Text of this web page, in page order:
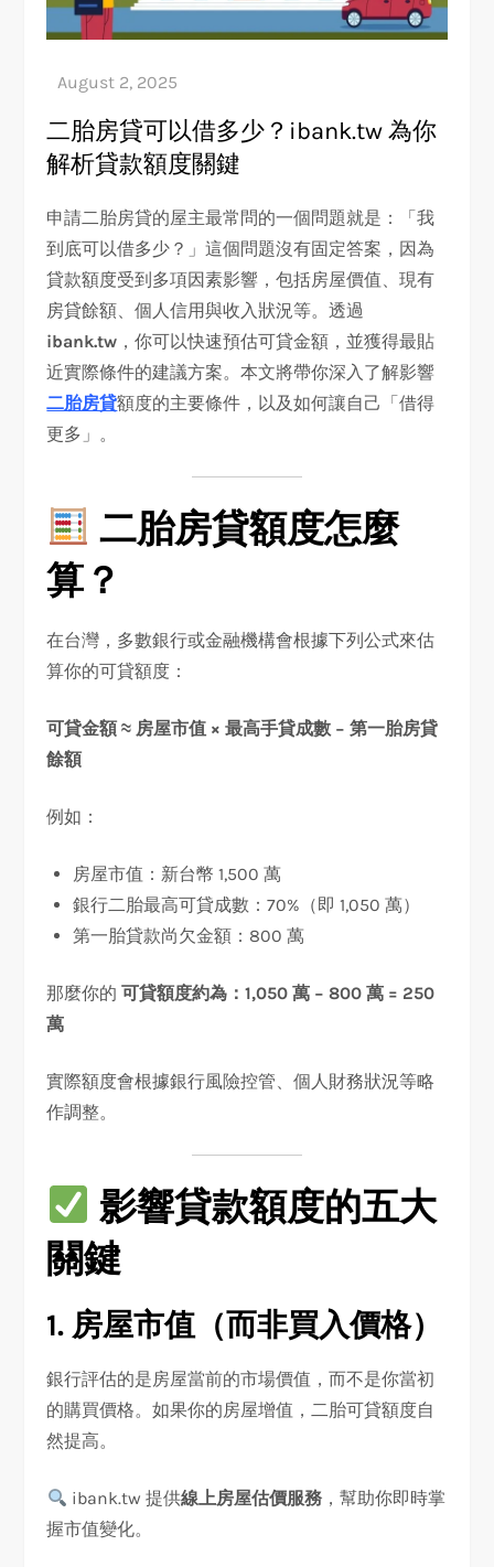
二胎房貸可以借多少？ibank.tw 為你
解析貸款額度關鍵
申請二胎房貸的屋主最常問的一個問題就是：「我
到底可以借多少？」這個問題沒有固定答案，因為
貸款額度受到多項因素影響，包括房屋價值、現有
房貸餘額、個人信用與收入狀況等。透過
ibank.tw ，你可以快速預估可貸金額，並獲得最貼
近實際條件的建議方案。本文將帶你深入了解影響
二胎房貸額度的主要條件，以及如何讓自己「借得
更多」。
二胎房貸額度怎麼
算？
在台灣，多數銀行或金融機構會根據下列公式來估
算你的可貸額度：
可貸金額 ≈ 房屋市值 × 最高手貸成數 − 第一胎房貸
餘額
例如：
房屋市值：新台幣 1,500 萬
銀行二胎最高可貸成數：70%（即 1,050 萬）
第一胎貸款尚欠金額：800 萬
那麼你的可貸額度約為：1,050 萬 − 800 萬 = 250
萬
實際額度會根據銀行風險控管、個人財務狀況等略
作調整。
影響貸款額度的五大
關鍵
1. 房屋市值（而非買入價格）
銀行評估的是房屋當前的市場價值，而不是你當初
的購買價格。如果你的房屋增值，二胎可貸額度自
然提高。
ibank.tw 提供線上房屋估價服務，幫助你即時掌
握市值變化。